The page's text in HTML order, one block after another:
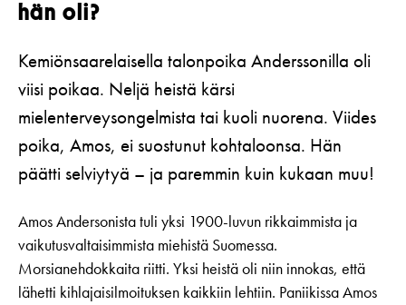
hän oli?
Kemiönsaarelaisella talonpoika Anderssonilla oli
viisi poikaa. Neljä heistä kärsi
mielenterveysongelmista tai kuoli nuorena. Viides
poika, Amos, ei suostunut kohtaloonsa. Hän
päätti selviytyä – ja paremmin kuin kukaan muu!
Amos Andersonista tuli yksi 1900-luvun rikkaimmista ja
vaikutusvaltaisimmista miehistä Suomessa.
Morsianehdokkaita riitti. Yksi heistä oli niin innokas, että
lähetti kihlajaisilmoituksen kaikkiin lehtiin. Paniikissa Amos